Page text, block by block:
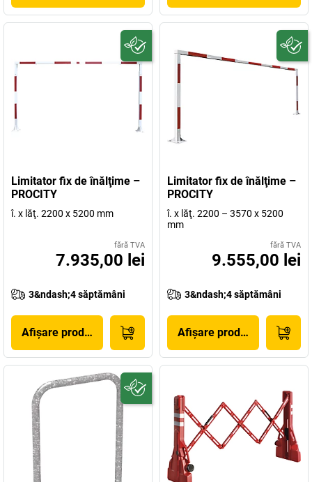
Limitator fix de înălţime –
PROCITY
î. x lăţ. 2200 x 5200 mm
fără TVA
7.935,00 lei
3&ndash;4 săptămâni
Afișare produs
Limitator fix de înălţime –
PROCITY
î. x lăţ. 2200 – 3570 x 5200
mm
fără TVA
9.555,00 lei
3&ndash;4 săptămâni
Afișare produs